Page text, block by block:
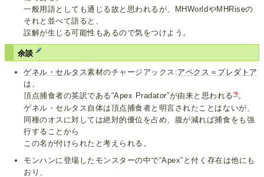
一般用語としても通じる故と思われるが、MHWorldやMHRiseの
それと並べて語ると、
誤解が生じる可能性もあるので気をつけよう。
余談
ゲネル・セルタス素材のチャージアックス:アペクス＝プレダトア
は、
頂点捕食者の英訳である“Apex Pradator”が由来と思われる *8。
ゲネル・セルタス自体は頂点捕食者と明言されたことはないが、
同種のオスに対しては絶対的優位を占め、腹が減れば捕食をも強
行することから
この名が付けられたと考えられる。
モンハンに登場したモンスターの中で“Apex”と付く存在は他にも
おり、